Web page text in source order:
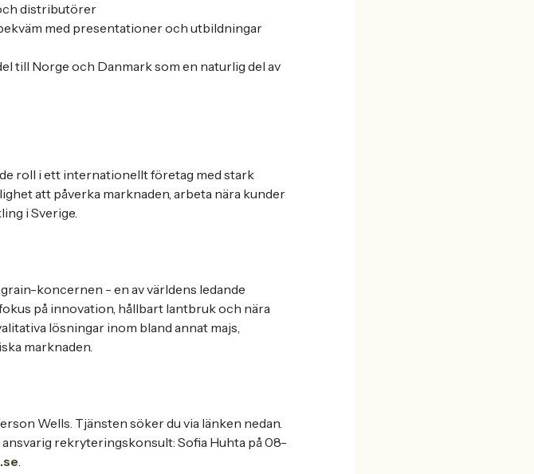
distributörer
med presentationer och utbildningar
till Norge och Danmark som en naturlig del av
roll i ett internationellt företag med stark
att påverka marknaden, arbeta nära kunder
i Sverige.
koncernen - en av världens ledande
på innovation, hållbart lantbruk och nära
lösningar inom bland annat majs,
marknaden.
Wells. Tjänsten söker du via länken nedan.
rekryteringskonsult: Sofia Huhta på 08-
.